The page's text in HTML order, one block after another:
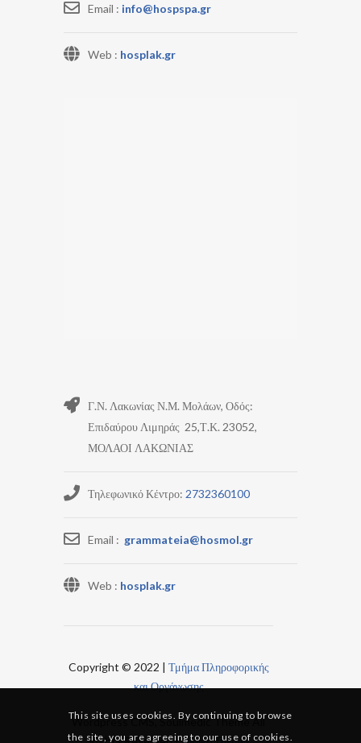
Email : info@hospspa.gr
Web : hosplak.gr
Γ.Ν. Λακωνίας Ν.Μ. Μολάων, Οδός:
Επιδαύρου Λιμηράς 25,Τ.Κ. 23052,
ΜΟΛΑΟΙ ΛΑΚΩΝΙΑΣ
Τηλεφωνικό Κέντρο: 2732360100
Email : grammateia@hosmol.gr
Web : hosplak.gr
Copyright © 2022 | Τμήμα Πληροφορικής
και Οργάνωσης
Wordpress CMS, Soulmedic Theme All
This site uses cookies. By continuing to browse
the site, you are agreeing to our use of cookies.